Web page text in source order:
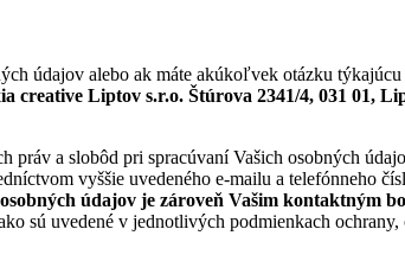
údajov alebo ak máte akúkoľvek otázku
creative Liptov s.r.o. Štúrova 2341/4, 031 01,
a slobôd pri spracúvaní Vašich osobných
vyššie uvedeného e-mailu a telefónneho
údajov je zároveň Vašim kontaktným
sú uvedené v jednotlivých podmienkach